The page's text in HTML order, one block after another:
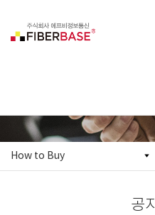
How
How to Buy
공